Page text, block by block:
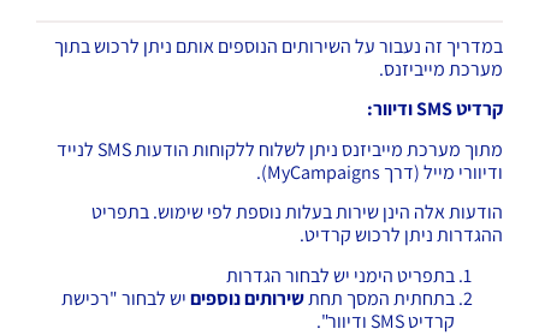
במדריך זה נעבור על השירותים הנוספים אותם ניתן לרכוש בתוך
מערכת מייביזנס.
קרדיט SMS ודיוור:
מתוך מערכת מייביזנס ניתן לשלוח ללקוחות הודעות SMS לנייד
ודיוורי מייל (דרך MyCampaigns).
הודעות אלה הינן שירות בעלות נוספת לפי שימוש. בתפריט
ההגדרות ניתן לרכוש קרדיט.
בתפריט הימני יש לבחור הגדרות
בתחתית המסך תחתשירותים נוספיםיש לבחור "רכישת
קרדיט SMS ודיוור".